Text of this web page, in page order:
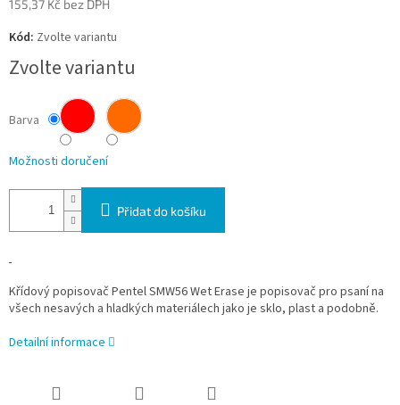
155,37 Kč bez DPH
Měrná
cena:
Kód: Zvolte variantu
Zvolte variantu
Barva
Možnosti doručení
Přidat do košíku
Křídový popisovač Pentel SMW56 Wet Erase je popisovač pro psaní na
všech nesavých a hladkých materiálech jako je sklo, plast a podobně.
Detailní informace